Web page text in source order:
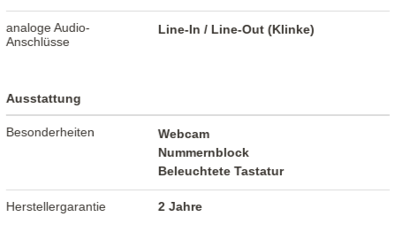
analoge Audio-
Anschlüsse
Line-In / Line-Out (Klinke)
Ausstattung
Besonderheiten
Webcam
Nummernblock
Beleuchtete Tastatur
Herstellergarantie 2 Jahre